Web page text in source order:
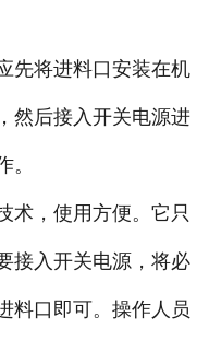
发货现场
视频中心
联系我们
先将进料口安装在机
然后接入开关电源进
。
术，使用方便。它只
接入开关电源，将必
料口即可。操作人员